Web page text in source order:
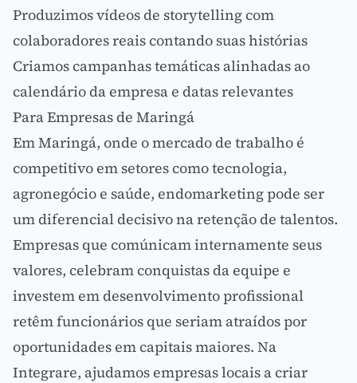
Produzimos vídeos de storytelling com
colaboradores reais contando suas histórias
Criamos campanhas temáticas alinhadas ao
calendário da empresa e datas relevantes
Para Empresas de Maringá
Em Maringá, onde o mercado de trabalho é
competitivo em setores como tecnologia,
agronegócio e saúde, endomarketing pode ser
um diferencial decisivo na retenção de talentos.
Empresas que comúnicam internamente seus
valores, celebram conquistas da equipe e
investem em desenvolvimento profissional
retêm funcionários que seriam atraídos por
oportunidades em capitais maiores. Na
Integrare, ajudamos empresas locais a criar